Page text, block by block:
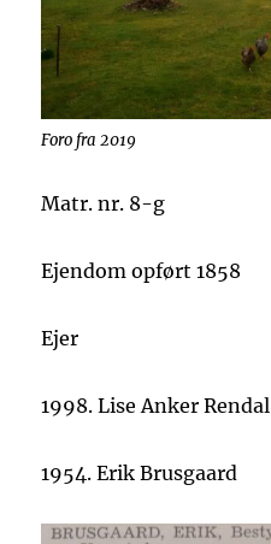
Foro fra 2019
Matr. nr. 8-g
Ejendom opført 1858
Ejer
1998. Lise Anker Rendal
1954. Erik Brusgaard